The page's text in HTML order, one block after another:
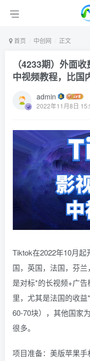
首页 中创网 正文
（4233期）外面
中视频教程，比国
admin
2022年11月8日
Tiktok在2022年10月
国，英国，法国，芬
是对标*的长视频+广
里，尤其是法国的收
60-70块），其他国家
很多。
项目准备：美版苹果手